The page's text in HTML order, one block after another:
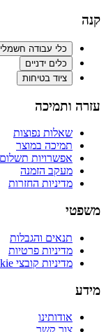
קנה
כלי עבודה
כלים ידניים
ציוד בטיחות
עזרה ותמיכה
שאלות נפוצות
תמיכה במוצר
אפשרויות תשלום
מעקב הזמנה
מדיניות החזרות
משפטי
תנאים והגבלות
מדיניות פרטיות
מדיניות קובצי Cookie
מידע
אודותינו